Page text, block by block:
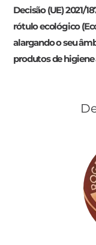
Decisão (UE) 2021/
rótulo ecológico
alargando o seu
produtos de